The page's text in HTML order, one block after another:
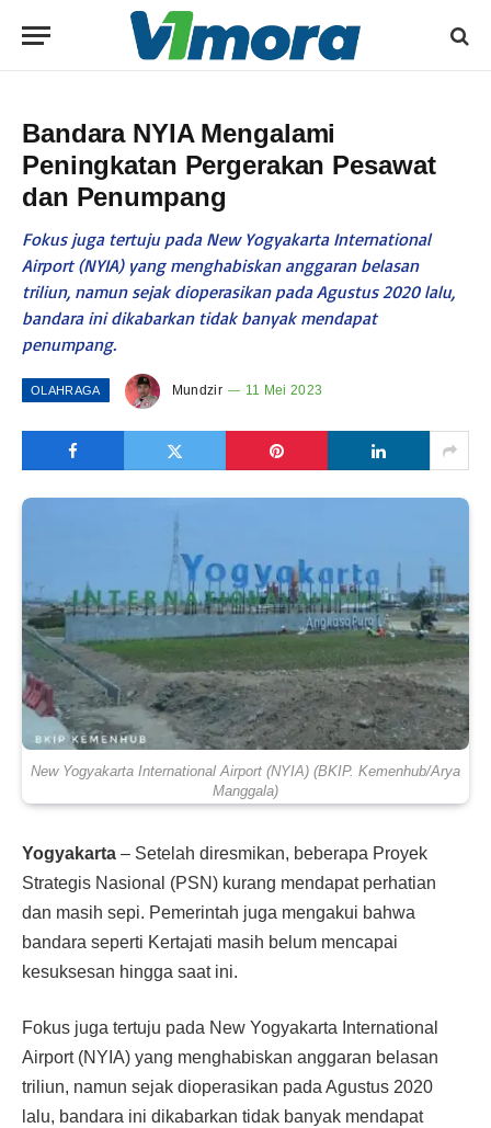
Bandara NYIA Mengalami
Peningkatan Pergerakan Pesawat
dan Penumpang
Fokus juga tertuju pada New Yogyakarta International
Airport (NYIA) yang menghabiskan anggaran belasan
triliun, namun sejak dioperasikan pada Agustus 2020 lalu,
bandara ini dikabarkan tidak banyak mendapat
penumpang.
OLAHRAGA Mundzir 11 Mei 2023
New Yogyakarta International Airport (NYIA) (BKIP. Kemenhub/Arya
Manggala)
Yogyakarta – Setelah diresmikan, beberapa Proyek
Strategis Nasional (PSN) kurang mendapat perhatian
dan masih sepi. Pemerintah juga mengakui bahwa
bandara seperti Kertajati masih belum mencapai
kesuksesan hingga saat ini.
Fokus juga tertuju pada New Yogyakarta International
Airport (NYIA) yang menghabiskan anggaran belasan
triliun, namun sejak dioperasikan pada Agustus 2020
lalu, bandara ini dikabarkan tidak banyak mendapat